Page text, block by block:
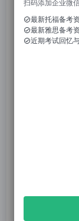
托
”
2026年1月
扫码添加企业微
最新托福备考
最新雅思备考
近期考试回忆